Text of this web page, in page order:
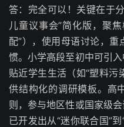
答：完全可以！关键在于
儿童议事会”简化版，聚
配”），使用母语讨论，
惯。小学高段至初中可引
贴近学生生活（如“塑料污
供结构化的调研模板。高
则，参与地区性或国家级
已开发出从“迷你联合国”